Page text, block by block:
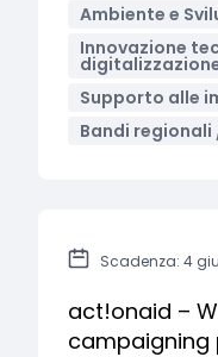
Ambiente e
Innovazione
Supporto alle
Bandi
Scadenza: 4
act!onaid –
campaigning